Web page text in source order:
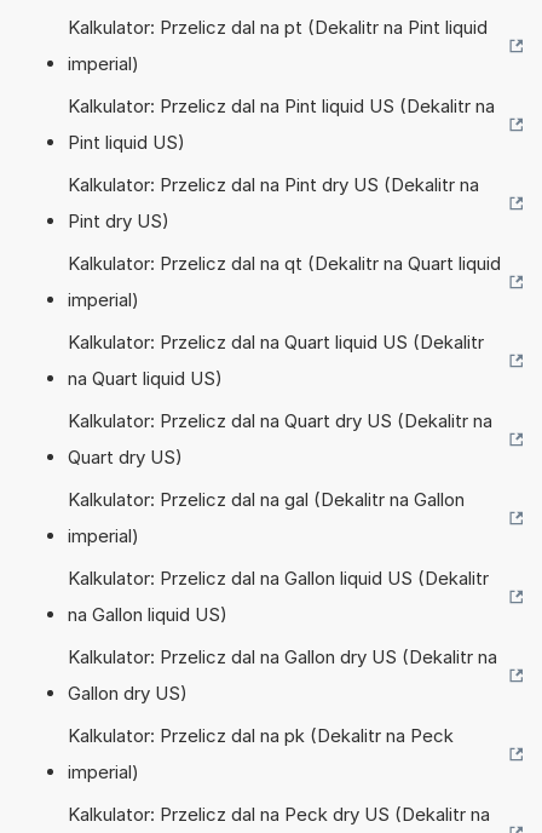
Kalkulator: Przelicz dal na pt (Dekalitr na Pint liquid
imperial)
Kalkulator: Przelicz dal na Pint liquid US (Dekalitr na
Pint liquid US)
Kalkulator: Przelicz dal na Pint dry US (Dekalitr na
Pint dry US)
Kalkulator: Przelicz dal na qt (Dekalitr na Quart liquid
imperial)
Kalkulator: Przelicz dal na Quart liquid US (Dekalitr
na Quart liquid US)
Kalkulator: Przelicz dal na Quart dry US (Dekalitr na
Quart dry US)
Kalkulator: Przelicz dal na gal (Dekalitr na Gallon
imperial)
Kalkulator: Przelicz dal na Gallon liquid US (Dekalitr
na Gallon liquid US)
Kalkulator: Przelicz dal na Gallon dry US (Dekalitr na
Gallon dry US)
Kalkulator: Przelicz dal na pk (Dekalitr na Peck
imperial)
Kalkulator: Przelicz dal na Peck dry US (Dekalitr na